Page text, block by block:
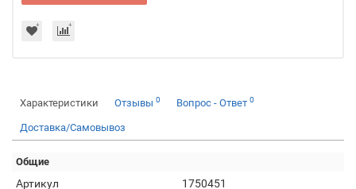
Характеристики Отзывы 0 Вопрос - Ответ 0
Доставка/Самовывоз
Общие
Артикул 1750451